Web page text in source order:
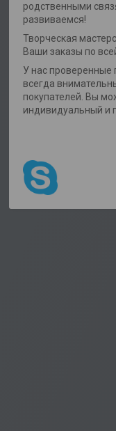
родственными
развиваемся!
Творческая
Ваши заказы по
У нас проверенные
всегда
покупателей. Вы
индивидуальный и